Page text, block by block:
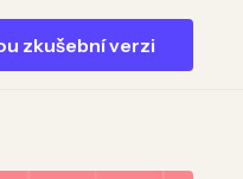
zkušební verzi